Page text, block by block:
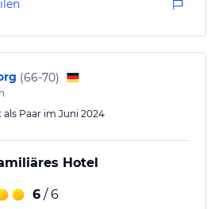
(66-70)
als Paar im Juni 2024
Hotel
6 / 6